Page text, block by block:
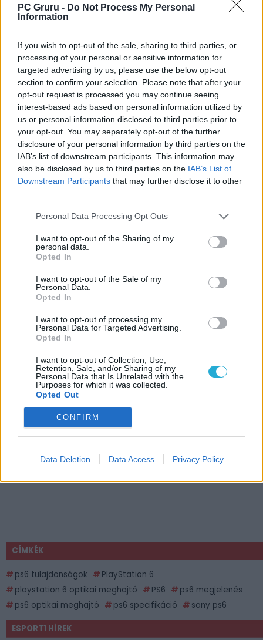
PC Gruru - Do Not Process My Personal
Information
If you wish to opt-out of the sale, sharing to third parties, or
processing of your personal or sensitive information for
targeted advertising by us, please use the below opt-out
section to confirm your selection. Please note that after your
opt-out request is processed you may continue seeing
interest-based ads based on personal information utilized by
us or personal information disclosed to third parties prior to
your opt-out. You may separately opt-out of the further
disclosure of your personal information by third parties on the
IAB’s list of downstream participants. This information may
also be disclosed by us to third parties on the IAB’s List of
Downstream Participants that may further disclose it to other
Personal Data Processing Opt Outs
I want to opt-out of the Sharing of my
personal data.
Opted In
I want to opt-out of the Sale of my
Personal Data.
Opted In
I want to opt-out of processing my
Personal Data for Targeted Advertising.
Opted In
I want to opt-out of Collection, Use,
Retention, Sale, and/or Sharing of my
Personal Data that Is Unrelated with the
Purposes for which it was collected.
Opted Out
CONFIRM
Data Deletion Data Access Privacy Policy
a The Last of Us: Part 3
specifikációi – Ez lesz a Sony következő
nagy dobása?
LEGFRISSEBB VIDEÓNK
CÍMKÉK
ps6 tulajdonságok
PlayStation 6
playstation 6 optikai meghajtó
PS6
ps6 megjelenés
ps6 optikai meghajtó
ps6 specifikáció sony ps6
ESPORT1 HÍREK